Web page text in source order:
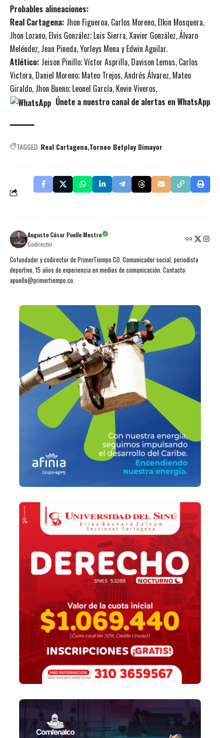
Probables alineaciones:
Real Cartagena: Jhon Figueroa, Carlos Moreno, Elkin Mosquera,
Jhon Lozano, Elvis González; Luis Sierra, Xavier González, Álvaro
Meléndez, Jean Pineda, Yorleys Mena y Edwin Aguilar.
Atlético: Jeison Pinillo; Víctor Asprilla, Davison Lemus, Carlos
Victora, Daniel Moreno; Mateo Trejos, Andrés Álvarez, Mateo
Giraldo, Jhon Bueno; Leonel García, Kevin Viveros,
Únete a nuestro canal de alertas en WhatsApp
TAGGED:Real Cartagena Torneo Betplay Dimayor
Augusto César Puello Mestre
Codirector
Cofundador y codirector de PrimerTiempo.CO. Comunicador social, periodista
deportivo, 15 años de experiencia en medios de comunicación. Contacto:
apuello@primertiempo.co.